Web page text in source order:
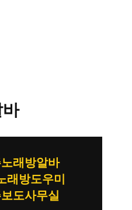
래방알바
래방도우미
도사무실